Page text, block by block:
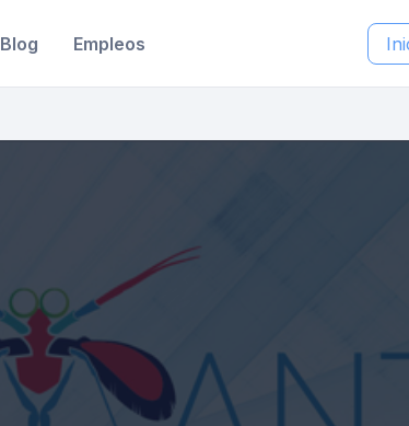
Blog Empleos